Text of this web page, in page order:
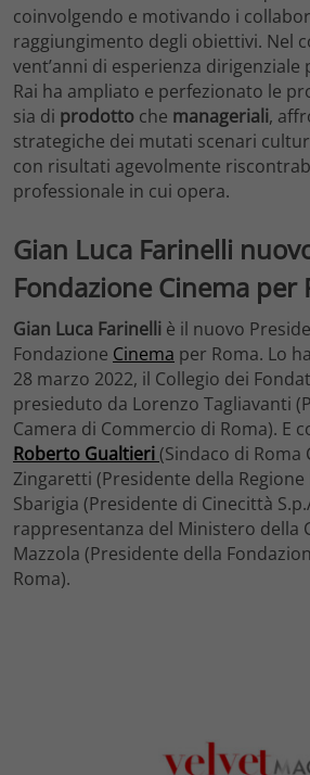
coinvolgendo e motivando i
raggiungimento degli obiettivi. Nel
vent’anni di esperienza dirigenziale
Rai ha ampliato e perfezionato le
sia di prodotto che manageriali,
strategiche dei mutati scenari
con risultati agevolmente
professionale in cui opera.
Gian Luca Farinelli
Fondazione Cinema per
Gian Luca Farinelli è il nuovo
Fondazione Cinema per Roma. Lo
28 marzo 2022, il Collegio dei
presieduto da Lorenzo Tagliavanti
Camera di Commercio di Roma). E
Roberto Gualtieri(Sindaco di Roma
Zingaretti (Presidente della Regione
Sbarigia (Presidente di Cinecittà
rappresentanza del Ministero della
Mazzola (Presidente della
Roma).